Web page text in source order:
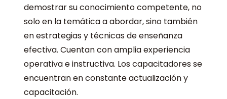
demostrar su conocimiento competente, no
solo en la temática a abordar, sino también
en estrategias y técnicas de enseñanza
efectiva. Cuentan con amplia experiencia
operativa e instructiva. Los capacitadores se
encuentran en constante actualización y
capacitación.